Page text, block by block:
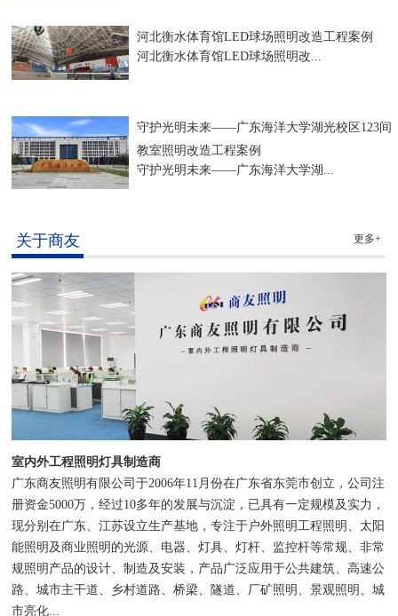
河北衡水体育馆LED球场照明改造工程案例
河北衡水体育馆LED球场照明改...
守护光明未来——广东海洋大学湖光校区123间
教室照明改造工程案例
守护光明未来——广东海洋大学湖...
关于商友 更多+
室内外工程照明灯具制造商
广东商友照明有限公司于2006年11月份在广东省东莞市创立，公司注
册资金5000万，经过10多年的发展与沉淀，已具有一定规模及实力，
现分别在广东、江苏设立生产基地，专注于户外照明工程照明、太阳
能照明及商业照明的光源、电器、灯具、灯杆、监控杆等常规、非常
规照明产品的设计、制造及安装，产品广泛应用于公共建筑、高速公
路、城市主干道、乡村道路、桥梁、隧道、厂矿照明、景观照明、城
市亮化...